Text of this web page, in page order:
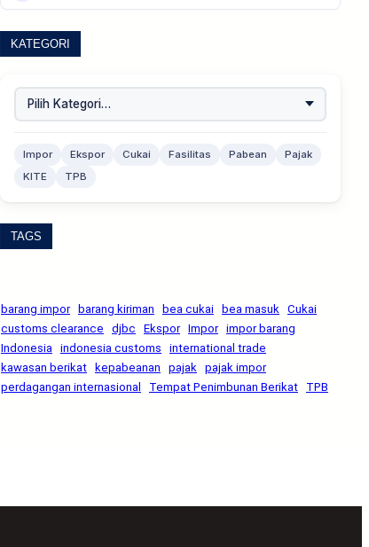
KATEGORI
Impor Ekspor Cukai Fasilitas Pabean
Pajak
KITE
TPB
TAGS
barang impor barang kiriman bea cukai bea masuk
Cukai
customs clearance
djbc Ekspor Impor impor barang
Indonesia
indonesia customs
international trade
kawasan berikat kepabeanan pajak
pajak impor
perdagangan internasional
Tempat Penimbunan Berikat TPB